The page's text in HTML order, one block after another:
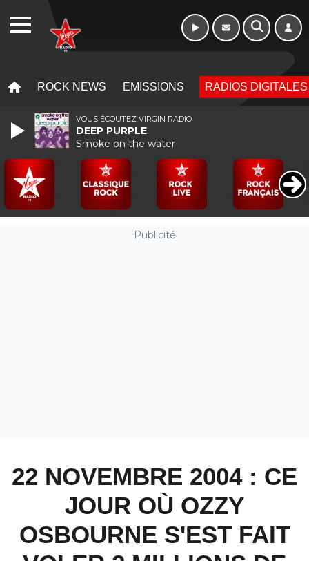
ROCK NEWS EMISSIONS RADIOS DIGITALES
Publicité
22 NOVEMBRE 2004 : CE
JOUR OÙ OZZY
OSBOURNE S'EST FAIT
VOUS ÉCOUTEZ VIRGIN RADIO
DEEP PURPLE
Smoke on the water
WEBRADIO